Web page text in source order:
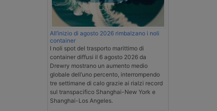
All’inizio di agosto 2026 rimbalzano i noli
container
I noli spot del trasporto marittimo di
container diffusi il 6 agosto 2026 da
Drewry mostrano un aumento medio
globale dell’uno percento, interrompendo
tre settimane di calo grazie ai rialzi record
sul transpacifico Shanghai-New York e
Shanghai-Los Angeles.